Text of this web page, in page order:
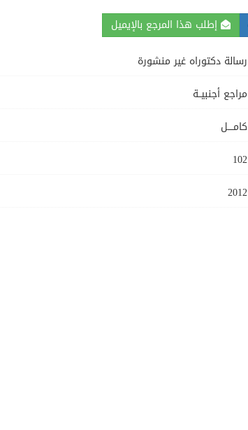
إطلب هذا المرجع بالإيميل
رسالة دكتوراه غير منشورة
مراجع أجنبيــة
كامــــل
102
2012